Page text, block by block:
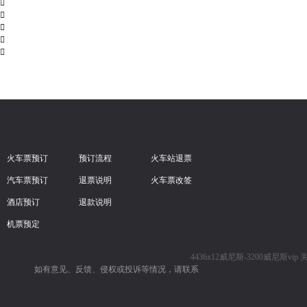





火车票预订
汽车票预订
酒店预订
机票预定
预订流程
退票说明
退款说明
火车站退票
火车票改签
4436x12威尼斯-3200威尼斯vip
如有意见、反馈、侵权或投诉等情况，请联系